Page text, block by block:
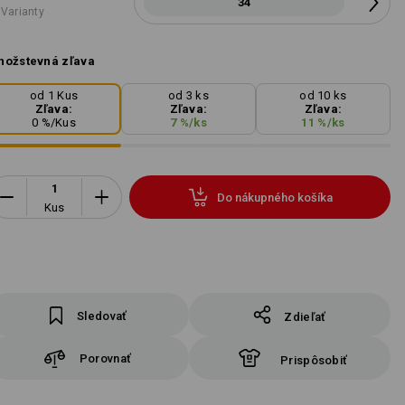
zľava
od 1 Kus
Zľava:
0 %/Kus
od 3 ks
Zľava:
7%/ ks
od 10 ks
Zľava:
11 %/ks
Kus
Do nákupného košíka
Sledovať Zdieľať
Porovnať Prispôsobiť